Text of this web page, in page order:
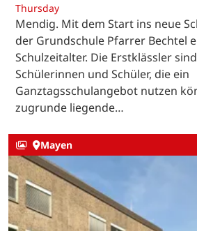
Thursday
Mendig. Mit dem Start ins neue
der Grundschule Pfarrer Bechtel
Schulzeitalter. Die Erstklässler
Schülerinnen und Schüler, die ein
Ganztagsschulangebot nutzen
zugrunde liegende…
Mayen